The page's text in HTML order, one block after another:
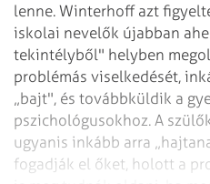
lenne. Winterhoff azt
iskolai nevelők újabban
tekintélyből" helyben
problémás viselkedését,
„bajt", és továbbküldik a
pszichológusokhoz. A
ugyanis inkább arra
fogadják el őket, holott a